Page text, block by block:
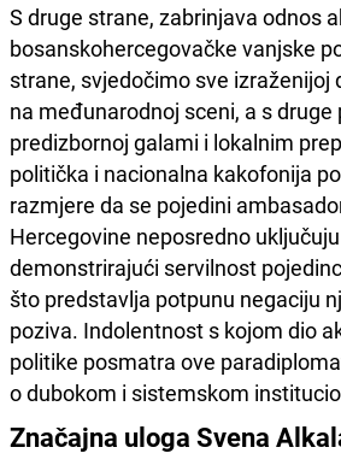
S druge strane, zabrinjava odnos
bosanskohercegovačke vanjske
strane, svjedočimo sve izraženijoj
na međunarodnoj sceni, a s druge
predizbornoj galami i lokalnim
politička i nacionalna kakofonija
razmjere da se pojedini
Hercegovine neposredno
demonstrirajući servilnost
što predstavlja potpunu negaciju
poziva. Indolentnost s kojom dio
politike posmatra ove
o dubokom i sistemskom
Značajna uloga Svena